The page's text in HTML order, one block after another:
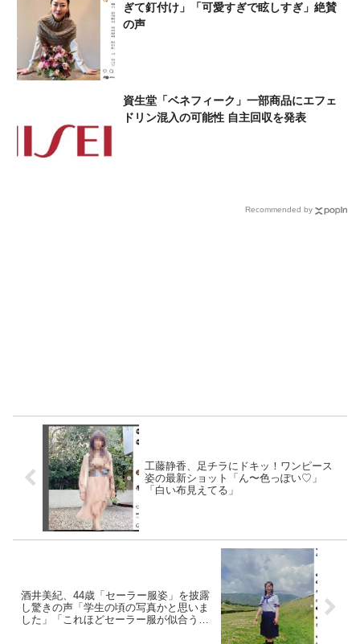
ぎて釘付け」「可愛すぎで眩しすぎ」絶賛
の声
資生堂「ベネフィーク」一部商品にエフェ
ドリン混入の可能性 自主回収を発表
Recommended by
工藤静香、足チラにドキッ！ワンピース
姿の最新ショット「ん〜色っぽい♡」
「白い布見えてる」
酒井美紀、44歳「セーラー服姿」を披露
し驚きの声「学生の頃の写真かと思いま
した」「これほどセーラー服が似合う女